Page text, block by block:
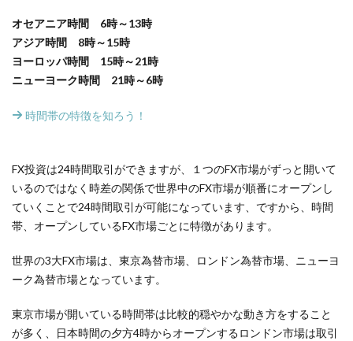
オセアニア時間 6時～13時
アジア時間 8時～15時
ヨーロッパ時間 15時～21時
ニューヨーク時間 21時～6時
時間帯の特徴を知ろう！
FX投資は24時間取引ができますが、１つのFX市場がずっと開いて
いるのではなく時差の関係で世界中のFX市場が順番にオープンし
ていくことで24時間取引が可能になっています、ですから、時間
帯、オープンしているFX市場ごとに特徴があります。
世界の3大FX市場は、東京為替市場、ロンドン為替市場、ニューヨ
ーク為替市場となっています。
東京市場が開いている時間帯は比較的穏やかな動き方をすること
が多く、日本時間の夕方4時からオープンするロンドン市場は取引